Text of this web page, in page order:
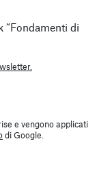
“Fondamenti di
e vengono applicati
di Google.